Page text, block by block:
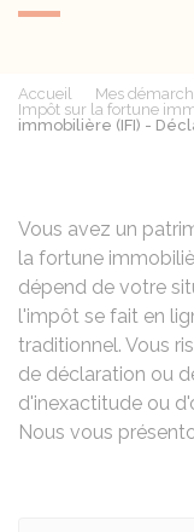
Accueil Mes
Impôt sur la fortune
immobilière (IFI) -
Vous avez un
la fortune
dépend de votre
l'impôt se fait en
traditionnel. Vous
de déclaration ou
d'inexactitude ou
Nous vous